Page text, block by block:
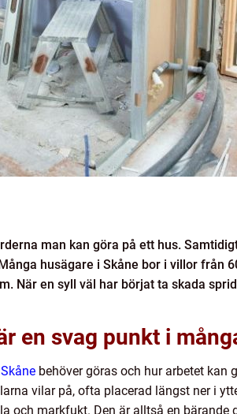
man kan göra på ett hus.
husägare i Skåne bor i villor från
När en syll väl har börjat ta skada
en svag punkt i
behöver göras och hur arbetet
vilar på, ofta placerad längst ner i
och markfukt. Den är alltså en bärande